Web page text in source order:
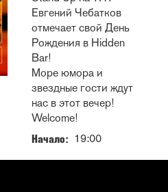
Евгений Чебатков
отмечает свой День
Рождения в Hidden
Bar!
Море юмора и
звездные гости ждут
нас в этот вечер!
Welcome!
Начало 19:00